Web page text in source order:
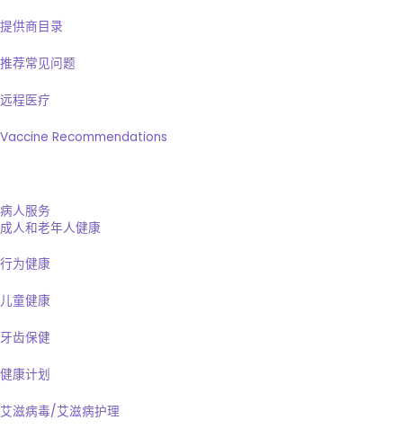
提供商目录
推荐常见问题
远程医疗
Vaccine Recommendations
病人服务
成人和老年人健康
行为健康
儿童健康
牙齿保健
健康计划
艾滋病毒/艾滋病护理